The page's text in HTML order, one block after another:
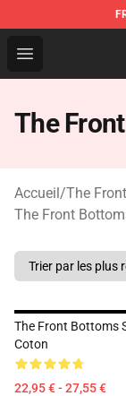
Open menu
The Front
The
Accueil/The
The Front
The Front Bottoms
Coton
22,95 € - 27,55 €